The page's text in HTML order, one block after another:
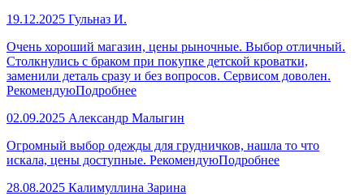
19.12.2025 Гульназ И.
Очень хороший магазин, цены рыночные. Выбор отличный.
Столкнулись с браком при покупке детской кроватки,
заменили деталь сразу и без вопросов. Сервисом доволен.
РекомендуюПодробнее
02.09.2025 Александр Малыгин
Огромный выбор одежды для грудничков, нашла то что
искала, цены доступные. РекомендуюПодробнее
28.08.2025 Калимуллина Зарина